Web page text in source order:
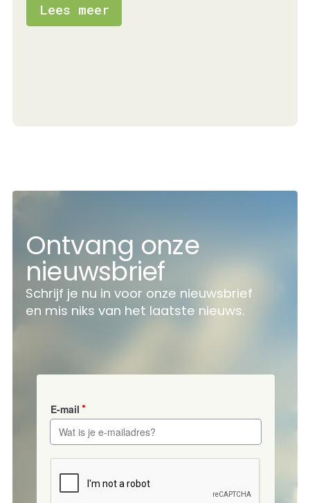
Lees meer
Ontvang onze
nieuwsbrief
Schrijf je nu in voor onze nieuwsbrief
en mis niks van het laatste nieuws.